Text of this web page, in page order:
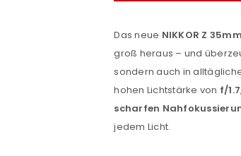
Das neue NIKKOR Z
groß heraus – und
sondern auch in
hohen Lichtstärke von f/1.7
scharfen
jedem Licht.